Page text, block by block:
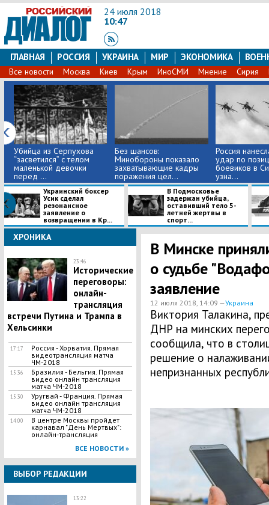
24 июля 2018
10:47
ГЛАВНАЯ РОССИЯ УКРАИНА МИР ЭКОНОМИКА
Все новости Москва Киев Крым ИноСМИ Мнение Сирия
Убийца из Серпухова
“засветился” с телом
маленькой девочки
перед ...
Без шансов:
Минобороны показало
захватывающие кадры
поражения цел...
Россия
удар по
боевиков в
узна...
Украинский боксер
Усик сделал
резонансное
заявление о
возвращении в Кр...
В Подмосковье
задержан убийца,
оставивший тело 5-
летней жертвы в
спорт...
ХРОНИКА
23:46
Исторические
переговоры:
онлайн-
трансляция
встречи Путина и Трампа в
Хельсинки
17:17
Россия - Хорватия. Прямая
видеотрансляция матча
ЧМ-2018
15:36
Бразилия - Бельгия. Прямая
видео онлайн трансляция
матча ЧМ-2018
15:30
Уругвай - Франция. Прямая
видео онлайн трансляция
матча ЧМ-2018
14:00
В центре Москвы пройдет
карнавал "День Мертвых":
онлайн-трансляция
ВСЕ НОВОСТИ »
ВЫБОР РЕДАКЦИИ
13:22
В Минске
о судьбе
заявление
12 июля 2018, 14:09 —Украина
Виктория Талакина,
ДНР на минских
сообщила, что в
решение о
непризнанных